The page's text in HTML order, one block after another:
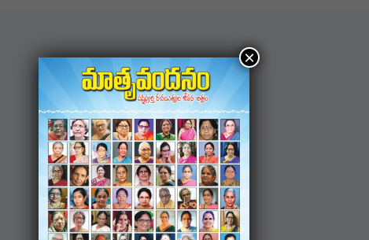
NAVIGATION
×